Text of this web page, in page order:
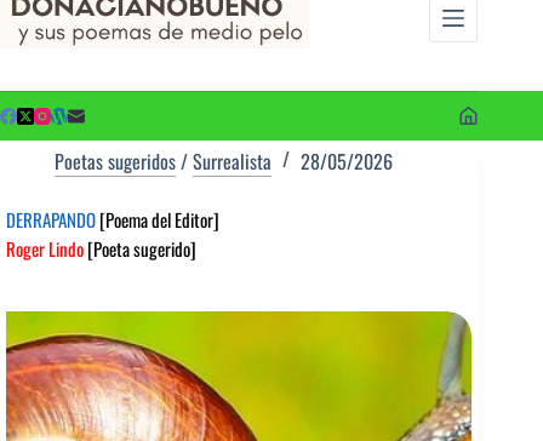
contenido
Poetas sugeridos/Surrealista 28/05/2026
DERRAPANDO[Poema del Editor]
Roger Lindo[Poeta sugerido]